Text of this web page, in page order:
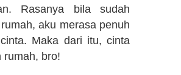
Rasanya bila sudah
aku merasa penuh
Maka dari itu, cinta
rumah, bro!